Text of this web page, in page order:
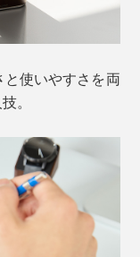
使いやすさを両
。